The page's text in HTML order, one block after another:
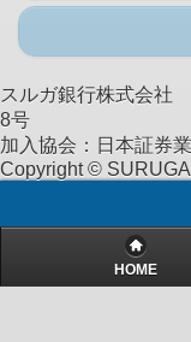
スルガ銀行株式会社
8号
加入協会：日本証券
Copyright ©
HOME